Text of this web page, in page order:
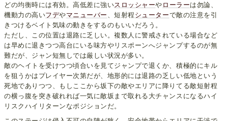
どの均衡時には有効。高低差に強いスロッシャーや ローラーは勿論、
機動力の高いフデやマニューバー 、短射程 シューターで敵の注意を引
きつけるベイト気味の動きをするのもいいだろう。
ただし、この位置は退路に乏しい。複数人に警戒されている場合など
は早めに退きつつ高台にいる味方やリスポーンへジャンプするのが無
難だが、ジャン短無しでは厳しい状況が多い。
敵のヘイトを受けつつ頃合いを見てジャンプで退くか、積極的にキル
を狙うかはプレイヤー次第だが、地形的には退路の乏しい低地という
死地でありつつ、もしここから坂下の敵やエリアに降りてる敵短射程
の横っ腹を突き破れれば一気に敵坂まで取れる大チャンスになるハイ
リスクハイリターンなポジションだ。